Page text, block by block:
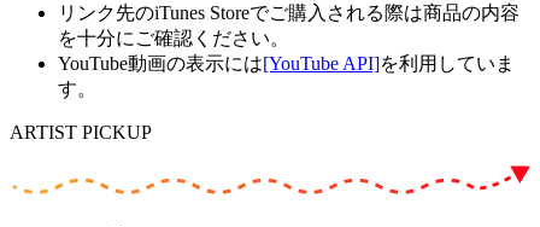
リンク先のiTunes Storeでご購入される際は商品の内容
を十分にご確認ください。
YouTube動画の表示には[YouTube API]を利用していま
す。
ARTIST PICKUP